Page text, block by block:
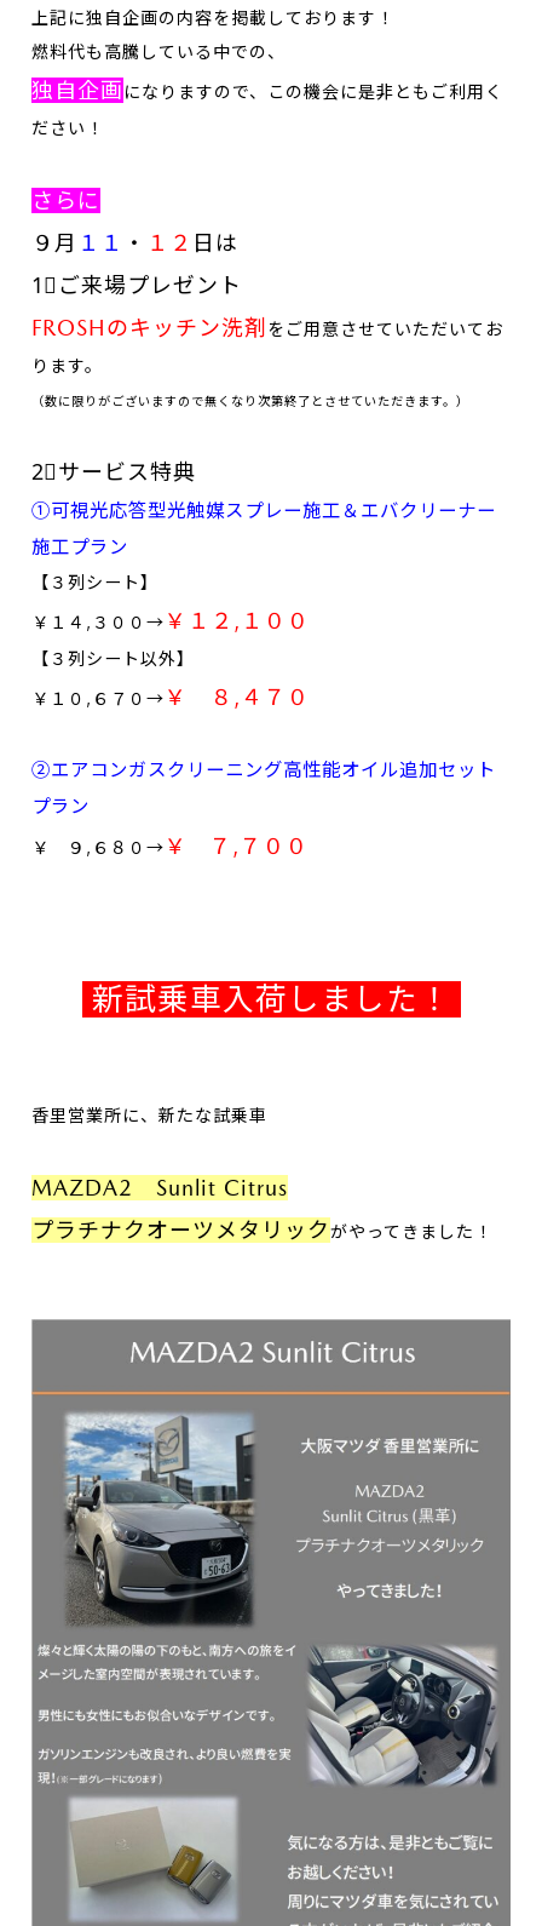
上記に独自企画の内容を掲載しております！
燃料代も高騰している中での、
独自企画 になりますので、この機会に是非ともご利用く
ださい！
さらに
９月 １１ ・ １２ 日は
1⃣ご来場プレゼント
FROSHのキッチン洗剤 をご用意させていただいてお
ります。
（数に限りがございますので無くなり次第終了と させていただきます。）
2⃣サービス特典
①可視光応答型光触媒スプレー施工＆エバクリーナー
施工プラン
【３列シート】
￥１４,３００→ ￥１２,１００
【３列シート以外】
￥１０,６７０→ ￥ ８,４７０
②エアコンガスクリーニング高性能オイル追加セット
プラン
￥ ９,６８０→ ￥ ７,７００
新試乗車入荷しました！
香里営業所に、新たな試乗車
MAZDA2 Sunlit Citrus
プラチナクオーツメタリックがやってきました！